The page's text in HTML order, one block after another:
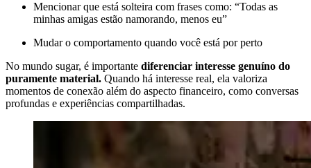
Mencionar que está solteira com frases como: “Todas as
minhas amigas estão namorando, menos eu”
Mudar o comportamento quando você está por perto
No mundo sugar, é importante diferenciar interesse genuíno do
puramente material. Quando há interesse real, ela valoriza
momentos de conexão além do aspecto financeiro, como conversas
profundas e experiências compartilhadas.